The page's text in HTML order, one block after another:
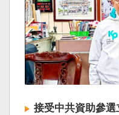
接受中共資助參